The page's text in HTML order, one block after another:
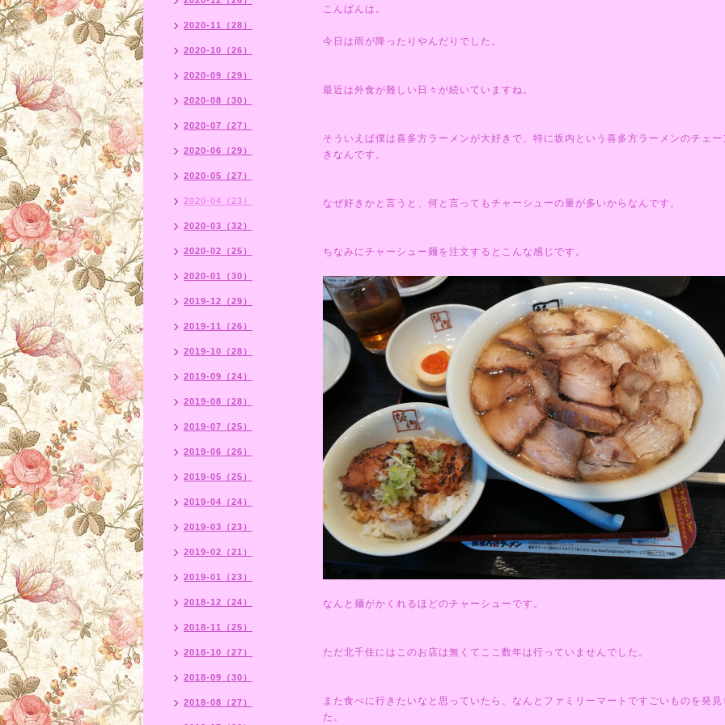
こんばんは。
今日は雨が降ったりやんだりでした。
最近は外食が難しい日々が続いていますね。
そういえば僕は喜多方ラーメンが大好きで、特に坂内という喜多方ラーメンのチェ
きなんです。
なぜ好きかと言うと、何と言ってもチャーシューの量が多いからなんです。
ちなみにチャーシュー麺を注文するとこんな感じです。
なんと麺がかくれるほどのチャーシューです。
ただ北千住にはこのお店は無くてここ数年は行っていませんでした。
また食べに行きたいなと思っていたら、なんとファミリーマートですごいものを発見
た。
2020-11（28）
2020-10（26）
2020-09（29）
2020-08（30）
2020-07（27）
2020-06（29）
2020-05（27）
2020-04（23）
2020-03（32）
2020-02（25）
2020-01（30）
2019-12（29）
2019-11（26）
2019-10（28）
2019-09（24）
2019-08（28）
2019-07（25）
2019-06（26）
2019-05（25）
2019-04（24）
2019-03（23）
2019-02（21）
2019-01（23）
2018-12（24）
2018-11（25）
2018-10（27）
2018-09（30）
2018-08（27）